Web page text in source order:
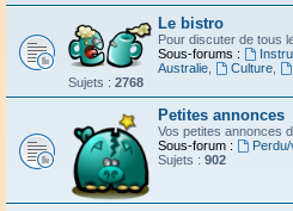
Le bistro
Pour discuter de tous
Sous-forums :
Australie
Culture,
Sujets : 2768
Petites annonces
Vos petites annonces
Sous-forum :
Sujets : 902